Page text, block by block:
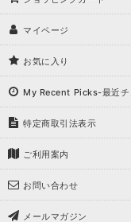
マイページ
お気に入り
My Recent Picks-最近チ
特定商取引法表示
ご利用案内
お問い合わせ
メールマガジン